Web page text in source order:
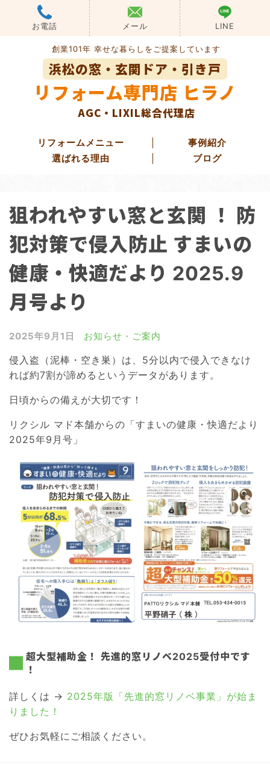
創業101年 幸せな暮らしをご提案しています
浜松の窓・玄関ドア・引き戸
リフォーム専門店 ヒラノ
AGC・LIXIL総合代理店
リフォームメニュー
事例紹介
選ばれる理由
ブログ
玄関引き戸リフォーム
勝手口ドアリフォーム
雨戸・シャッター
窓の目隠しルーバー
介護リフォーム
狙われやすい窓と玄関 ！ 防
犯対策で侵入防止 すまいの
健康・快適だより 2025.9
月号より
2025年9月1日 お知らせ・ご案内
侵入盗（泥棒・空き巣）は、5分以内で侵入できなけ
れば約7割が諦めるというデータがあります。
日頃からの備えが大切です！
リクシル マド本舗からの「すまいの健康・快適だより
2025年9月号」
超大型補助金！ 先進的窓リノベ2025受付中です
！
詳しくは → 2025年版「先進的窓リノベ事業」が始ま
りました！
ぜひお気軽にご相談ください。
お電話 メール LINE